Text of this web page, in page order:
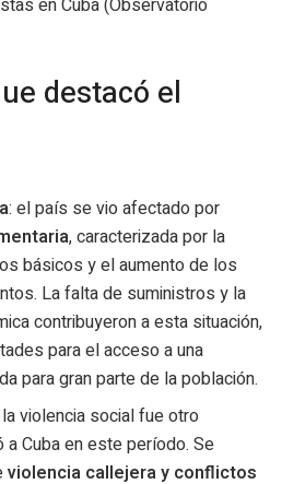
en Cuba (Observatorio
destacó el
: el país se vio afectado por
, caracterizada por la
básicos y el aumento de los
La falta de suministros y la
contribuyeron a esta situación,
para el acceso a una
para gran parte de la población.
violencia social fue otro
Cuba en este período. Se
violencia callejera y conflictos